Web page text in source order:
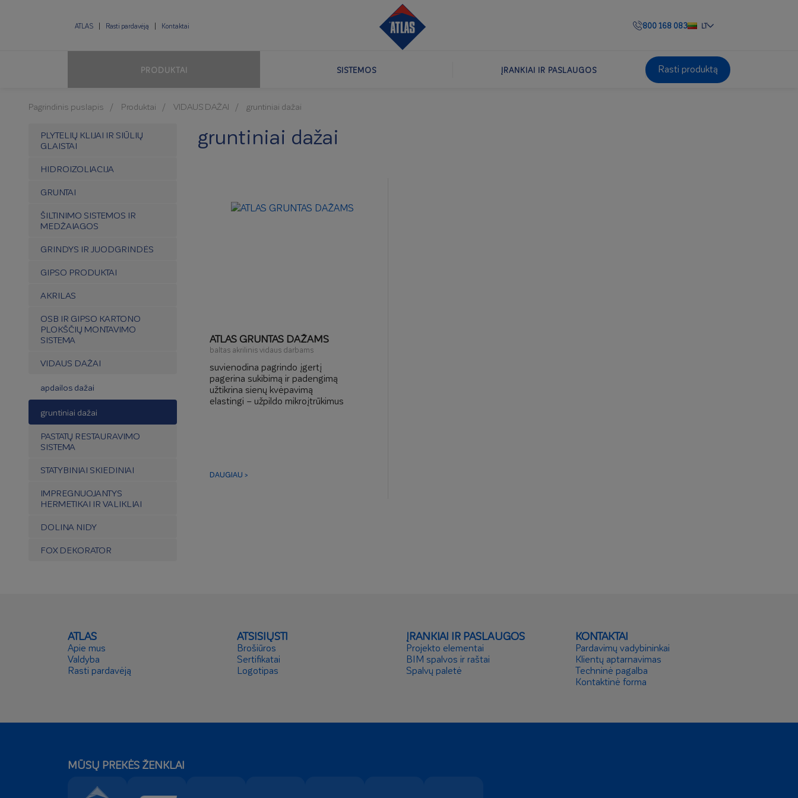
ATLAS Rasti pardavėją Kontaktai 800 168 083 LT
PRODUKTAI SISTEMOS ĮRANKIAI IR PASLAUGOS Rasti produktą
Pagrindinis puslapis Produktai VIDAUS DAŽAI gruntiniai dažai
PLYTELIŲ KLIJAI IR SIŪLIŲ
GLAISTAI
HIDROIZOLIACIJA
GRUNTAI
ŠILTINIMO SISTEMOS IR
MEDŽAIAGOS
GRINDYS IR JUODGRINDĖS
GIPSO PRODUKTAI
AKRILAS
OSB IR GIPSO KARTONO
PLOKŠČIŲ MONTAVIMO
SISTEMA
VIDAUS DAŽAI
apdailos dažai
gruntiniai dažai
PASTATŲ RESTAURAVIMO
SISTEMA
STATYBINIAI SKIEDINIAI
IMPREGNUOJANTYS
HERMETIKAI IR VALIKLIAI
DOLINA NIDY
FOX DEKORATOR
gruntiniai dažai
ATLAS GRUNTAS DAŽAMS
baltas akrilinis vidaus darbams
suvienodina pagrindo įgertį
pagerina sukibimą ir padengimą
užtikrina sienų kvėpavimą
elastingi – užpildo mikroįtrūkimus
DAUGIAU >
ATLAS
Apie mus
Valdyba
Rasti pardavėją
ATSISIŲSTI
Brošiūros
Sertifikatai
Logotipas
ĮRANKIAI IR PASLAUGOS
Projekto elementai
BIM spalvos ir raštai
Spalvų paletė
KONTAKTAI
Pardavimų vadybininkai
Klientų aptarnavimas
Techninė pagalba
Kontaktinė forma
MŪSŲ PREKĖS ŽENKLAI